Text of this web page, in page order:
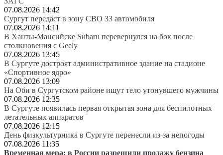
07.08.2026 14:42
Сургут передаст в зону СВО 33 автомобиля
07.08.2026 14:11
В Ханты-Мансийске Subaru перевернулся на бок после
столкновения с Geely
07.08.2026 13:45
В Сургуте достроят административное здание на стадионе
«Спортивное ядро»
07.08.2026 13:09
На Оби в Сургутском районе ищут тело утонувшего мужчины
07.08.2026 12:35
В Сургуте появилась первая открытая зона для беспилотных
летательных аппаратов
07.08.2026 12:15
День физкультурника в Сургуте перенесли из-за непогоды
07.08.2026 11:35
Временная мера: в России разрешили продажу бензина